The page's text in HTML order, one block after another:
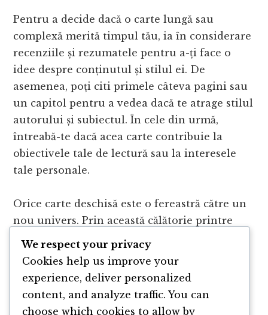
Pentru a decide dacă o carte lungă sau
complexă merită timpul tău, ia în considerare
recenziile și rezumatele pentru a-ți face o
idee despre conținutul și stilul ei. De
asemenea, poți citi primele câteva pagini sau
un capitol pentru a vedea dacă te atrage stilul
autorului și subiectul. În cele din urmă,
întreabă-te dacă acea carte contribuie la
obiectivele tale de lectură sau la interesele
tale personale.
Orice carte deschisă este o fereastră către un
nou univers. Prin această călătorie printre
cărți, te invităm să descoperi lumi noi și să îți
îmbogățești cunoștințele. Împărtășește și tu
experiențele tale de lectură și hai să creăm
împreună o comunitate de cititori pasionați.
We respect your privacy
Cookies help us improve your
experience, deliver personalized
content, and analyze traffic. You can
choose which cookies to allow by